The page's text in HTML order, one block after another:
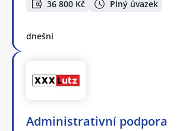
36 800 Kč Plný úvazek
dnešní
Administrativní podpora